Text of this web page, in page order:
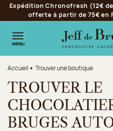
Aller à la navigation
Aller au contenu principal
Aller au pied de page
Expédition Chronofresh (12€
offerte à partir de 75€ en
MENU
Accueil Trouver une boutique
TROUVER LE
BRUGES